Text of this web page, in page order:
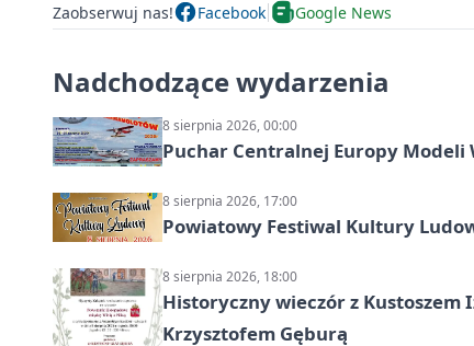
Zaobserwuj nas! Facebook Google News
Nadchodzące wydarzenia
8 sierpnia 2026, 00:00
Puchar Centralnej Europy Modeli
8 sierpnia 2026, 17:00
Powiatowy Festiwal Kultury
8 sierpnia 2026, 18:00
Historyczny wieczór z
Krzysztofem Gęburą